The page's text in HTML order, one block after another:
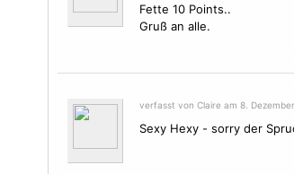
Fette 10 Points..
Gruß an alle.
verfasst von Claire am 8.
Sexy Hexy - sorry der